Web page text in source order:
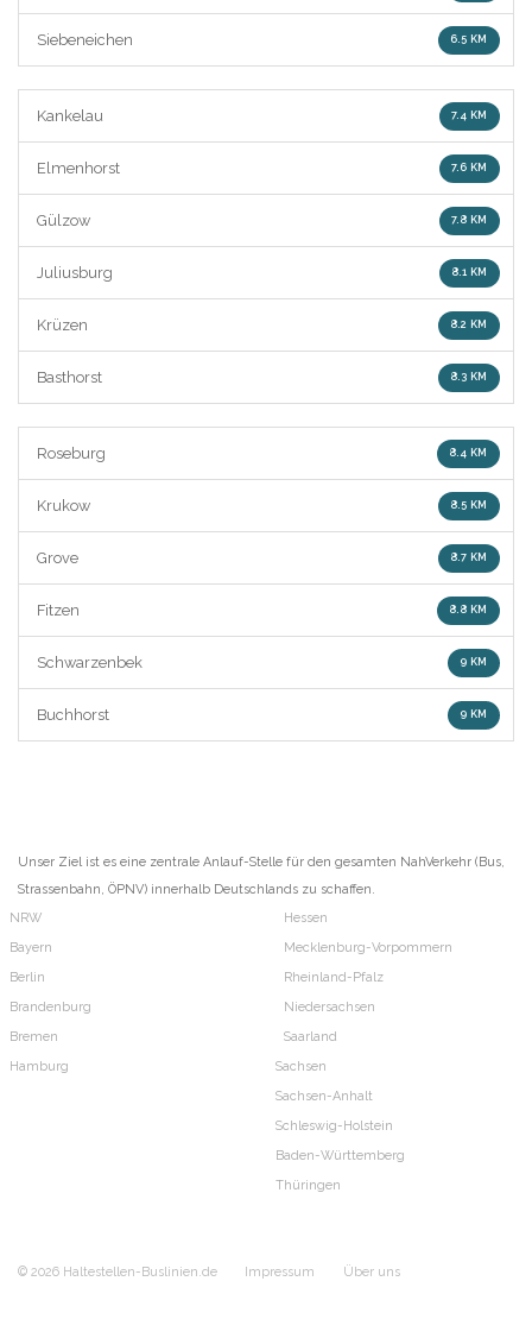
Siebeneichen 6.5 KM
Kankelau 7.4 KM
Elmenhorst 7.6 KM
Gülzow 7.8 KM
Juliusburg 8.1 KM
Krüzen 8.2 KM
Basthorst 8.3 KM
Roseburg 8.4 KM
Krukow 8.5 KM
Grove 8.7 KM
Fitzen 8.8 KM
Schwarzenbek 9 KM
Buchhorst 9 KM
Unser Ziel ist es eine zentrale Anlauf-Stelle für den gesamten NahVerkehr (Bus,
Strassenbahn, ÖPNV) innerhalb Deutschlands zu schaffen.
NRW
Bayern
Berlin
Brandenburg
Bremen
Hamburg
Hessen
Mecklenburg-Vorpommern
Rheinland-Pfalz
Niedersachsen
Saarland
Sachsen
Sachsen-Anhalt
Schleswig-Holstein
Baden-Württemberg
Thüringen
© 2026 Haltestellen-Buslinien.de Impressum Über uns